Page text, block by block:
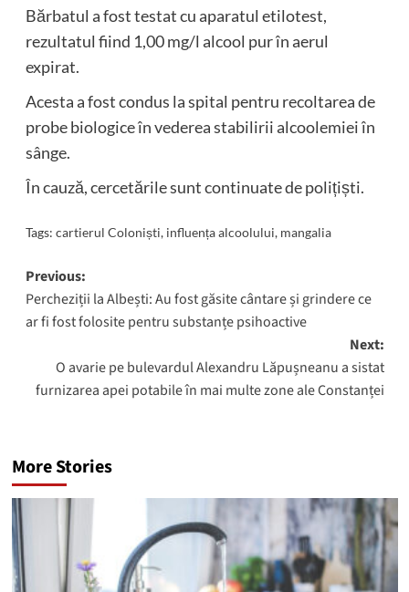
Bărbatul a fost testat cu aparatul etilotest,
rezultatul fiind 1,00 mg/l alcool pur în aerul
expirat.
Acesta a fost condus la spital pentru recoltarea de
probe biologice în vederea stabilirii alcoolemiei în
sânge.
În cauză, cercetările sunt continuate de polițiști.
Tags: cartierul Coloniști, influența alcoolului, mangalia
Post
navigation
Previous:
Percheziții la Albești: Au fost găsite cântare și grindere ce
ar fi fost folosite pentru substanțe psihoactive
Next:
O avarie pe bulevardul Alexandru Lăpușneanu a sistat
furnizarea apei potabile în mai multe zone ale Constanței
More Stories